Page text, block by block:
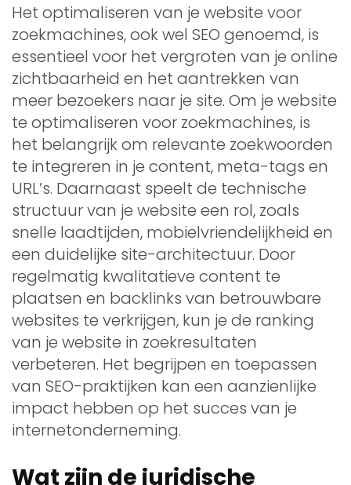
Het optimaliseren van je website voor
zoekmachines, ook wel SEO genoemd, is
essentieel voor het vergroten van je online
zichtbaarheid en het aantrekken van
meer bezoekers naar je site. Om je website
te optimaliseren voor zoekmachines, is
het belangrijk om relevante zoekwoorden
te integreren in je content, meta-tags en
URL’s. Daarnaast speelt de technische
structuur van je website een rol, zoals
snelle laadtijden, mobielvriendelijkheid en
een duidelijke site-architectuur. Door
regelmatig kwalitatieve content te
plaatsen en backlinks van betrouwbare
websites te verkrijgen, kun je de ranking
van je website in zoekresultaten
verbeteren. Het begrijpen en toepassen
van SEO-praktijken kan een aanzienlijke
impact hebben op het succes van je
internetonderneming.
Wat zijn de juridische